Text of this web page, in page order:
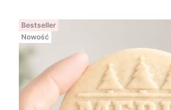
Bestseller
Nowość